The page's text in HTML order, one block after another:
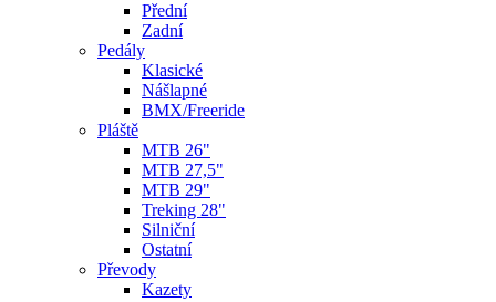
Přední
Zadní
Pedály
Klasické
Nášlapné
BMX/Freeride
Pláště
MTB 26"
MTB 27,5"
MTB 29"
Treking 28"
Silniční
Ostatní
Převody
Kazety